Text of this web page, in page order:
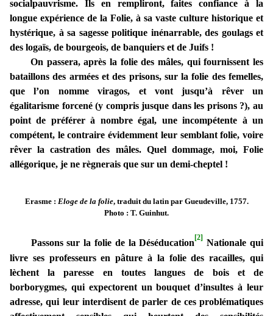
socialpauvrisme. Ils en rempliront, faites confiance à la
longue expérience de la Folie, à sa vaste culture historique et
hystérique, à sa sagesse politique inénarrable, des goulags et
des logaïs, de bourgeois, de banquiers et de Juifs !
On passera, après la folie des mâles, qui fournissent les
bataillons des armées et des prisons, sur la folie des femelles,
que l’on nomme viragos, et vont jusqu’à rêver un
égalitarisme forcené (y compris jusque dans les prisons ?), au
point de préférer à nombre égal, une incompétente à un
compétent, le contraire évidemment leur semblant folie, voire
rêver la castration des mâles. Quel dommage, moi, Folie
allégorique, je ne règnerais que sur un demi-cheptel !
Erasme : Eloge de la folie, traduit du latin par Gueudeville, 1757.
Photo : T. Guinhut.
Passons sur la folie de la Déséducation[2] Nationale qui
livre ses professeurs en pâture à la folie des racailles, qui
lèchent la paresse en toutes langues de bois et de
borborygmes, qui expectorent un bouquet d’insultes à leur
adresse, qui leur interdisent de parler de ces problématiques